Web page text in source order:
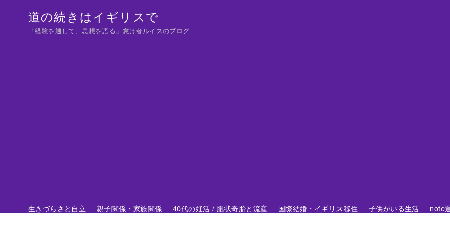
道の続きはイギリスで
「経験を通して、思想を語る」怠け者ルイスのブログ
生きづらさと自立 親子関係・家族関係 40代の妊活 / 胞状奇胎と流産 国際結婚・イギリス移住 子供がいる生活 note